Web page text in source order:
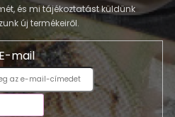
és mi tájékoztatást küldünk
új termékeiről.
E-mail